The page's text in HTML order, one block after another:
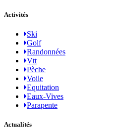
Activités
Ski
Golf
Randonnées
Vtt
Pèche
Voile
Equitation
Eaux-Vives
Parapente
Actualités